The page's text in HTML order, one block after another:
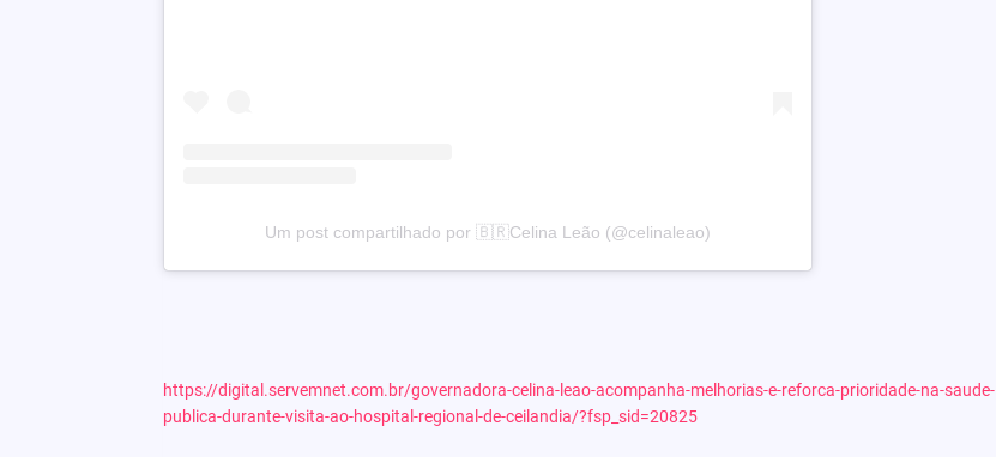
Um post compartilhado por 🇧🇷Celina Leão (@celinaleao)
https://digital.servemnet.com.br/governadora-celina-leao-acompanha-melhorias-e-reforca-prioridade-na-saude-
publica-durante-visita-ao-hospital-regional-de-ceilandia/?fsp_sid=20825